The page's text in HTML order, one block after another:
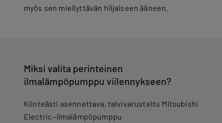
myös sen miellyttävän hiljaiseen ääneen.
Miksi valita perinteinen
ilmalämpöpumppu viilennykseen?
Kiinteästi asennettava, talvivarusteltu Mitsubishi
Electric -ilmalämpöpumppu